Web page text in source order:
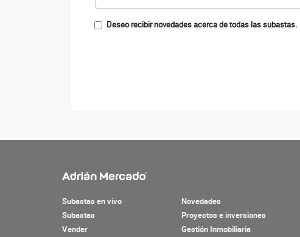
Deseo recibir novedades acerca de todas las subastas.
Subastas en vivo
Subastas
Vender
Novedades
Proyectos e inversiones
Gestión Inmobiliaria